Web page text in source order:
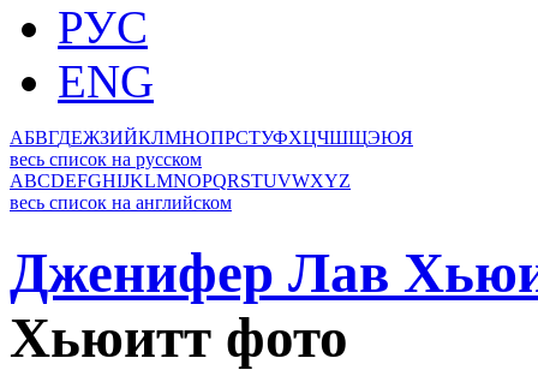
РУС
ENG
АБВГДЕЖЗИЙКЛМНОПРСТУФХЦЧШЩЭЮЯ
весь список на русском
ABCDEFGHIJKLMNOPQRSTUVWXYZ
весь список на английском
Дженифер Лав
Хьюитт фото